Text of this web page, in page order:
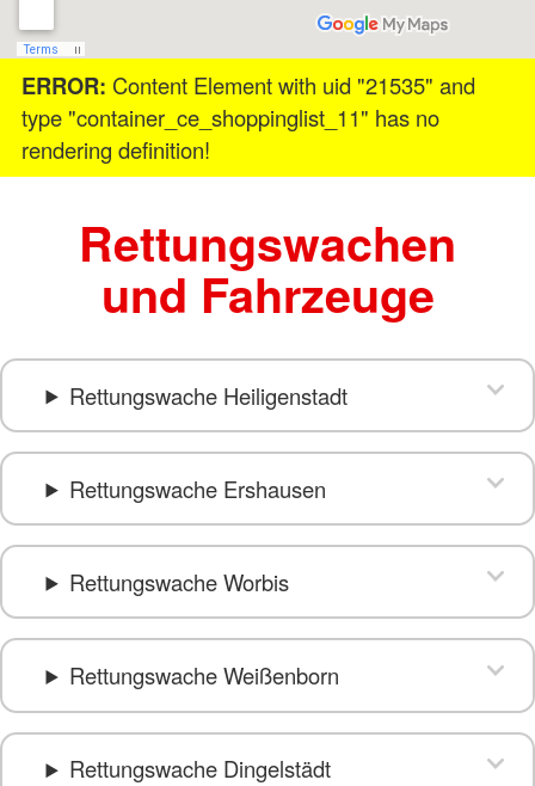
ERROR: Content Element with uid "21535" and
type "container_ce_shoppinglist_11" has no
rendering definition!
Rettungswachen
und Fahrzeuge
Rettungswache Heiligenstadt
Rettungswache Ershausen
Rettungswache Worbis
Rettungswache Weißenborn
Rettungswache Dingelstädt